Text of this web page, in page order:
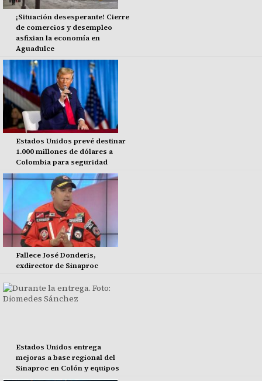
¡Situación desesperante! Cierre
de comercios y desempleo
asfixian la economía en
Aguadulce
Estados Unidos prevé destinar
1.000 millones de dólares a
Colombia para seguridad
Fallece José Donderis,
exdirector de Sinaproc
Estados Unidos entrega
mejoras a base regional del
Sinaproc en Colón y equipos